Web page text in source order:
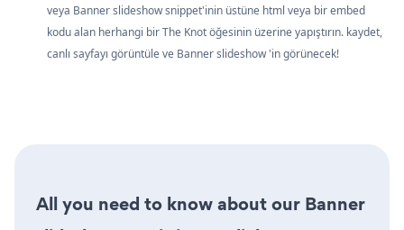
veya Banner slideshow snippet'inin üstüne html veya bir embed
kodu alan herhangi bir The Knot öğesinin üzerine yapıştırın. kaydet,
canlı sayfayı görüntüle ve Banner slideshow 'in görünecek!
All you need to know about our Banner